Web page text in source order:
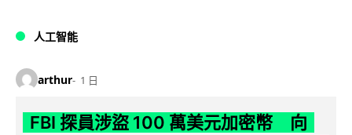
人工智能
arthur 1 日
FBI 探員涉盜 100 萬美元加密幣 向